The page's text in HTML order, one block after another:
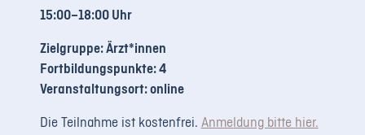
15:00–18:00 Uhr
Zielgruppe: Ärzt*innen
Fortbildungspunkte: 4
Veranstaltungsort: online
Die Teilnahme ist kostenfrei. Anmeldung bitte hier.